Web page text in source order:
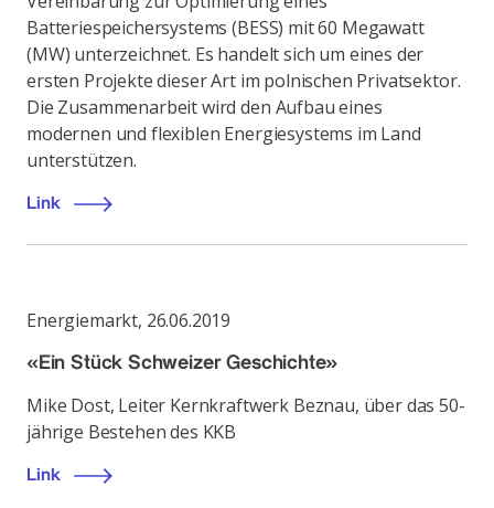
Batteriespeichersystems (BESS) mit 60 Megawatt
(MW) unterzeichnet. Es handelt sich um eines der
ersten Projekte dieser Art im polnischen Privatsektor.
Die Zusammenarbeit wird den Aufbau eines
modernen und flexiblen Energiesystems im Land
unterstützen.
Link
Energiemarkt, 26.06.2019
«Ein Stück Schweizer Geschichte»
Mike Dost, Leiter Kernkraftwerk Beznau, über das 50-
jährige Bestehen des KKB
Link